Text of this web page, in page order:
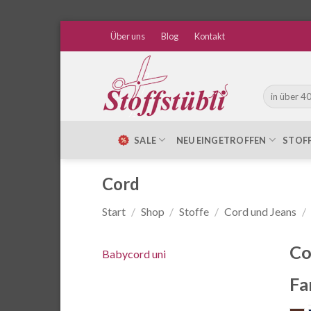
Über uns Blog Kontakt
Suche
nach:
SALE NEU EINGETROFFEN
Cord
Start / Shop / Stoffe / Cord und Jeans /
Babycord uni